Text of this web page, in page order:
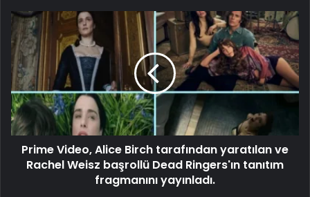
Prime Video, Alice Birch tarafından yaratılan ve
Rachel Weisz başrollü Dead Ringers'ın tanıtım
fragmanını yayınladı.